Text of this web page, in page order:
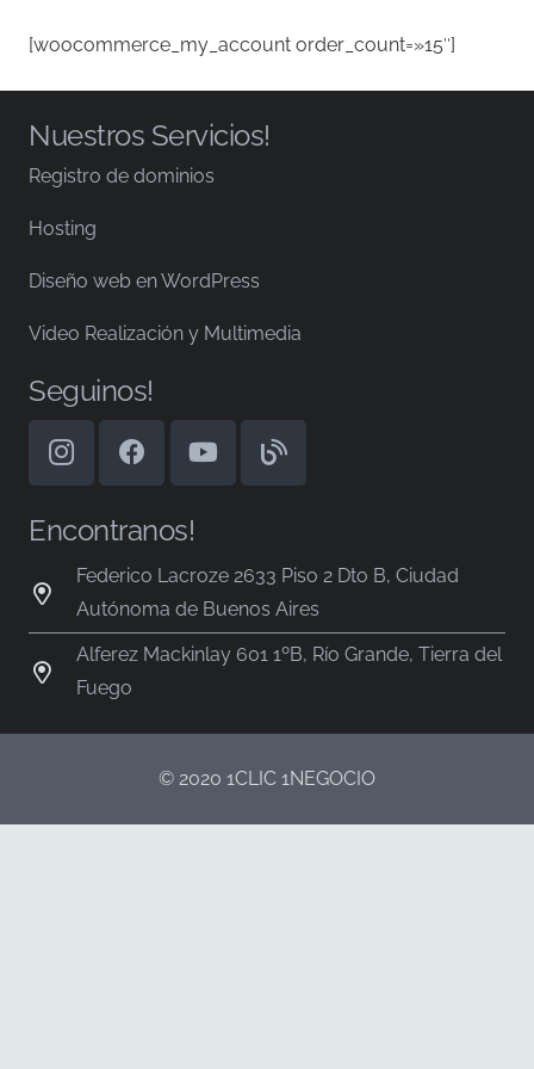
[woocommerce_my_account order_count=»15″]
Nuestros Servicios!
Registro de dominios
Hosting
Diseño web en WordPress
Video Realización y Multimedia
Seguinos!
Encontranos!
Federico Lacroze 2633 Piso 2 Dto B, Ciudad
Autónoma de Buenos Aires
Alferez Mackinlay 601 1ºB, Río Grande, Tierra del
Fuego
© 2020 1CLIC 1NEGOCIO